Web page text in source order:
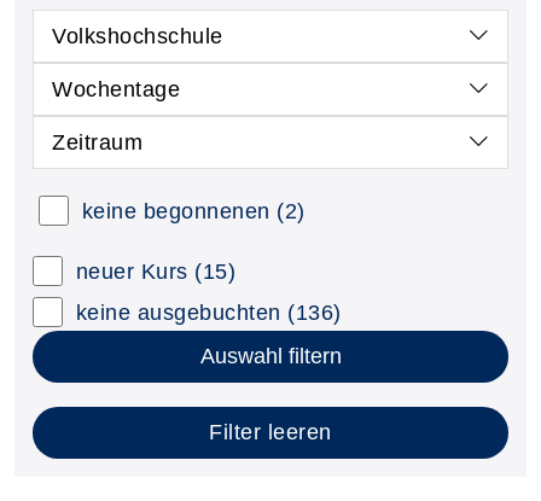
Volkshochschule
Wochentage
Zeitraum
keine begonnenen (2)
neuer Kurs (15)
keine ausgebuchten (136)
Auswahl filtern
Filter leeren